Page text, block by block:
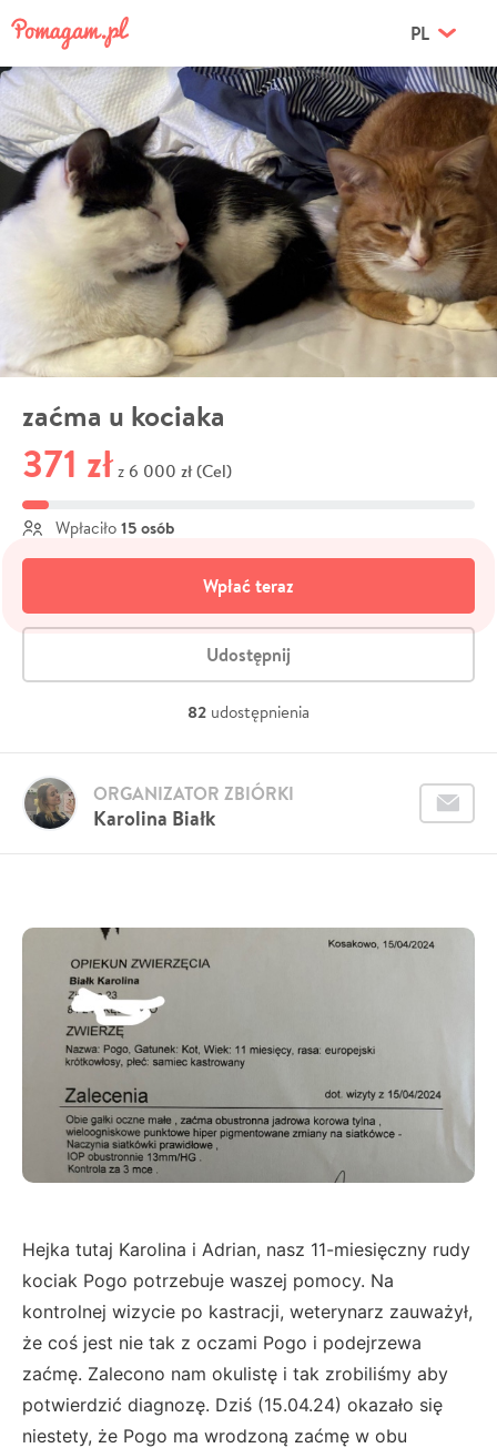
PL
zaćma u kociaka
371 zł z 6 000 zł (Cel)
Wpłaciło 15 osób
Wpłać teraz
Udostępnij
82 udostępnienia
Karolina Białk
ORGANIZATOR ZBIÓRKI
Hejka tutaj Karolina i Adrian, nasz 11-miesięczny rudy
kociak Pogo potrzebuje waszej pomocy. Na
kontrolnej wizycie po kastracji, weterynarz zauważył,
że coś jest nie tak z oczami Pogo i podejrzewa
zaćmę. Zalecono nam okulistę i tak zrobiliśmy aby
potwierdzić diagnozę. Dziś (15.04.24) okazało się
niestety, że Pogo ma wrodzoną zaćmę w obu